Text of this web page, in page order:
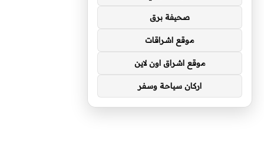
صحيفة برق
موقع اشراقات
موقع اشراق اون لاين
اركان سياحة وسفر